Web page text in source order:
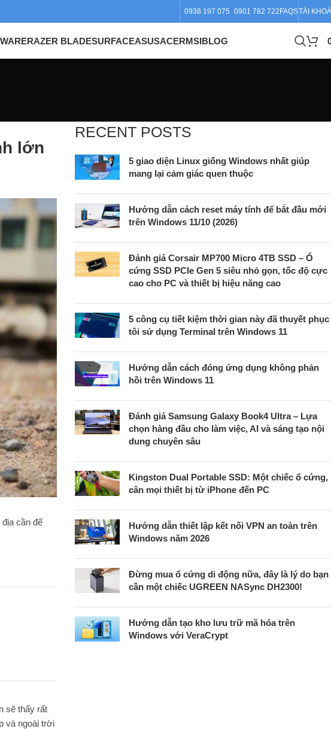
0938 197 075 0901 782 722 FAQSTÀI
RAZER BLADESURFACEASUSACERMSIBLOG
lớn
cần để
sẽ thấy rất
và ngoài trời
RECENT POSTS
5 giao diện Linux giống Windows nhất giúp
mang lại cảm giác quen thuộc
Hướng dẫn cách reset máy tính để bắt đầu mới
trên Windows 11/10 (2026)
Đánh giá Corsair MP700 Micro 4TB SSD – Ổ
cứng SSD PCIe Gen 5 siêu nhỏ gọn, tốc độ cực
cao cho PC và thiết bị hiệu năng cao
5 công cụ tiết kiệm thời gian này đã thuyết phục
tôi sử dụng Terminal trên Windows 11
Hướng dẫn cách đóng ứng dụng không phản
hồi trên Windows 11
Đánh giá Samsung Galaxy Book4 Ultra – Lựa
chọn hàng đầu cho làm việc, AI và sáng tạo nội
dung chuyên sâu
Kingston Dual Portable SSD: Một chiếc ổ cứng,
cân mọi thiết bị từ iPhone đến PC
Hướng dẫn thiết lập kết nối VPN an toàn trên
Windows năm 2026
Đừng mua ổ cứng di động nữa, đây là lý do bạn
cần một chiếc UGREEN NASync DH2300!
Hướng dẫn tạo kho lưu trữ mã hóa trên
Windows với VeraCrypt